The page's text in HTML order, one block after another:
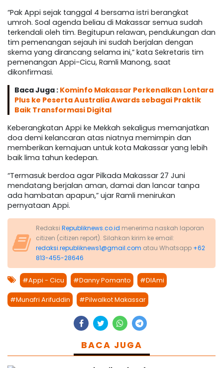
“Pak Appi sejak tanggal 4 bersama istri berangkat
umroh. Soal agenda beliau di Makassar semua sudah
terkendali oleh tim. Begitupun relawan, pendukungan dan
tim pemenangan sejauh ini sudah berjalan dengan
skema yang dirancang selama ini,” kata Sekretaris tim
pemenangan Appi-Cicu, Ramli Manong, saat
dikonfirmasi.
Baca Juga : Kominfo Makassar Perkenalkan Lontara
Plus ke Peserta Australia Awards sebagai Praktik
Baik Transformasi Digital
Keberangkatan Appi ke Mekkah sekaligus memanjatkan
doa demi kelancaran atas niatnya memimpin dan
memberikan kemajuan untuk kota Makassar yang lebih
baik lima tahun kedepan.
“Termasuk berdoa agar Pilkada Makassar 27 Juni
mendatang berjalan aman, damai dan lancar tanpa
ada hambatan apapun,” ujar Ramli menirukan
pernyataan Appi.
Redaksi Republiknews.co.id menerima naskah laporan
citizen (citizen report). Silahkan kirim ke email:
redaksi.republiknews1@gmail.com atau Whatsapp +62
813-455-28646
#Appi - Cicu #Danny Pomanto #DIAmi
#Munafri Arifuddin #Pilwalkot Makassar
BACA JUGA